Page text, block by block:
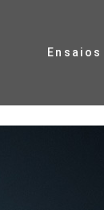
Ensaios